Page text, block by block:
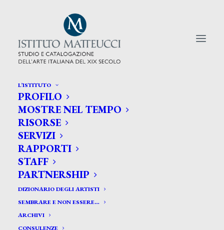
L’ISTITUTO
PROFILO
MOSTRE NEL TEMPO
RISORSE
SERVIZI
RAPPORTI
STAFF
PARTNERSHIP
DIZIONARIO DEGLI ARTISTI
SEMBRARE E NON ESSERE…
ARCHIVI
CONSULENZE
CERCA TRA GLI ARTISTI:
Search
for: